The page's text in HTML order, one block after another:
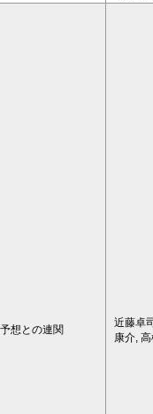
想との連関
近藤卓
康介,